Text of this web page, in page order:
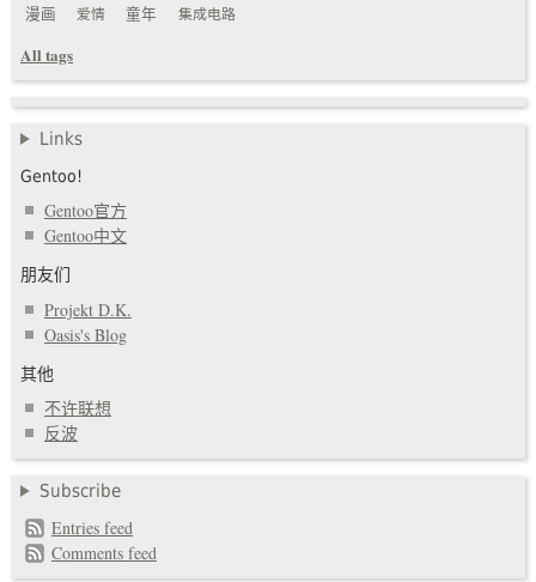
漫画
爱情 童年 集成电路
All tags
Links
Gentoo!
Gentoo官方
Gentoo中文
朋友们
Projekt D.K.
Oasis's Blog
其他
不许联想
反波
Subscribe
Entries feed
Comments feed